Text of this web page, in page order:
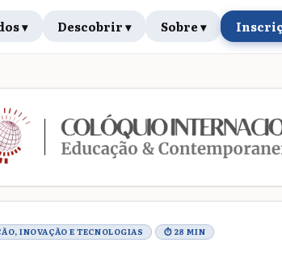
▾ Descobrir ▾ Sobre ▾
INOVAÇÃO E TECNOLOGIAS ⏱ 28 MIN